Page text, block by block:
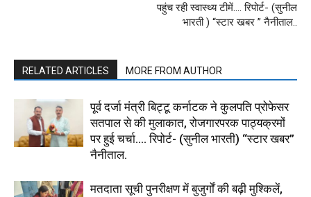
पहुंच रही स्वास्थ्य टीमें…. रिपोर्ट- (सुनील
भारती ) “स्टार खबर ” नैनीताल..
RELATED ARTICLES MORE FROM AUTHOR
पूर्व दर्जा मंत्री बिट्टू कर्नाटक ने कुलपति प्रोफेसर
सतपाल से की मुलाकात, रोजगारपरक पाठ्यक्रमों
पर हुई चर्चा…. रिपोर्ट- (सुनील भारती) “स्टार खबर”
नैनीताल.
मतदाता सूची पुनरीक्षण में बुजुर्गों की बढ़ी मुश्किलें,